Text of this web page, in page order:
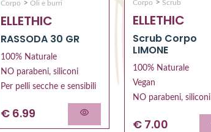
Corpo > Oli e burri
ELLETHIC
RASSODA 30 GR
100% Naturale
NO parabeni, siliconi
Per pelli secche e sensibili
€ 6.99
Corpo > Scrub
ELLETHIC
Scrub Corpo
LIMONE
100% Naturale
Vegan
NO parabeni, siliconi
€ 7.00